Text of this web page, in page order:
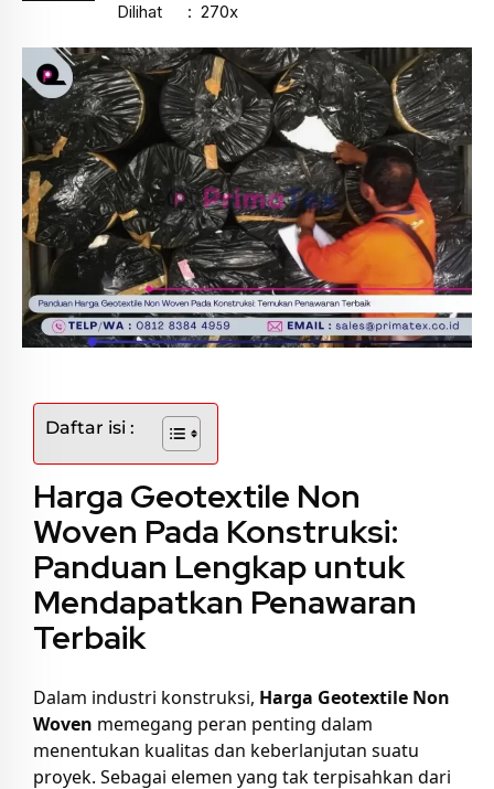
Dilihat
: 270x
Daftar isi :
Harga Geotextile Non
Woven Pada Konstruksi:
Panduan Lengkap untuk
Mendapatkan Penawaran
Terbaik
Dalam industri konstruksi, Harga Geotextile Non
Woven memegang peran penting dalam
menentukan kualitas dan keberlanjutan suatu
proyek. Sebagai elemen yang tak terpisahkan dari